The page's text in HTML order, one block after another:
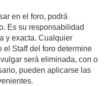
en el foro, podrá
Es su responsabilidad
y exacta. Cualquier
el Staff del foro determine
será eliminada, con o
pueden aplicarse las